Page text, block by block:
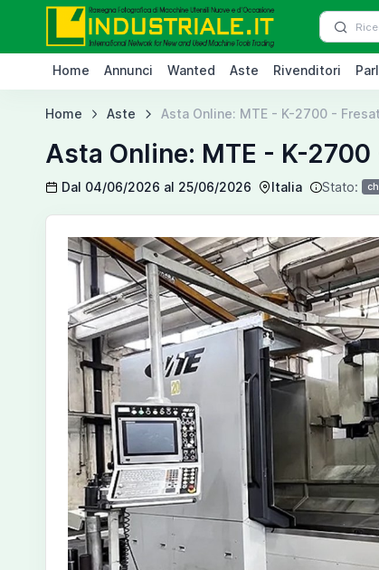
Home Annunci Wanted Aste Rivenditori
Home Aste Asta Online: MTE - K-2700 -
Asta Online: MTE - K-
Dal 04/06/2026 al 25/06/2026 Italia Stato: